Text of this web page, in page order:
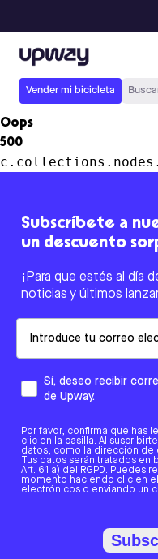
Upway
Vender mi bicicleta
Oops
500
Subscríbete a
un descuento
¡Para que estés al día
noticias y últimos
Sí, deseo recibir
de Upway.
Por favor, confirma que has
clic en la casilla. Al
datos, como la dirección de
Tus datos serán tratados
Art. 6.1 a) del RGPD.
momento haciendo clic en
electrónicos o enviando un